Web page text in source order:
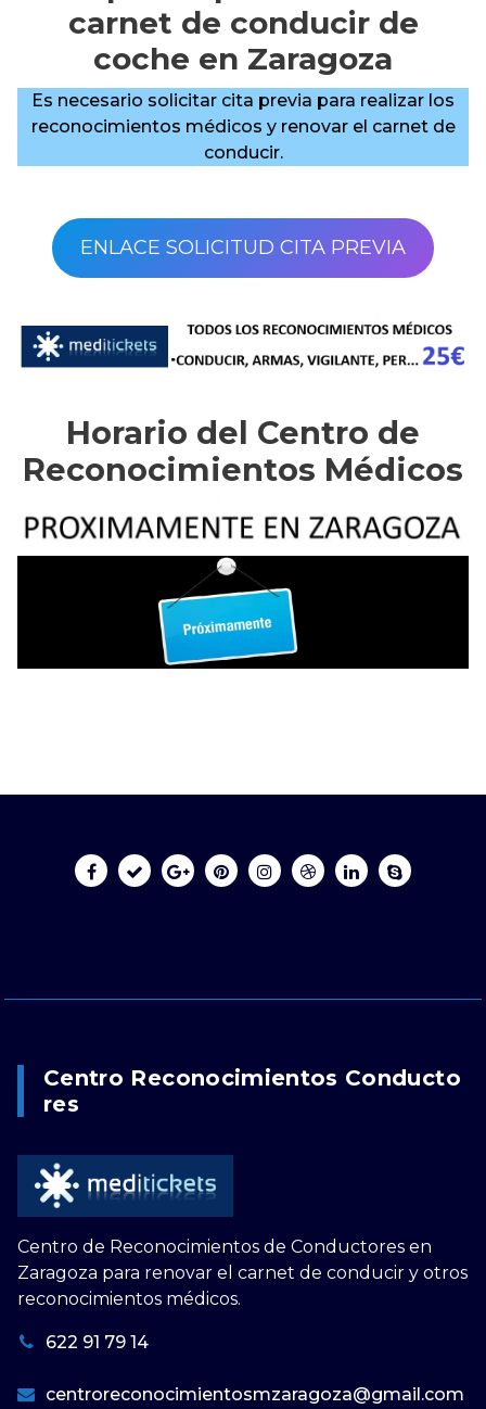
carnet de conducir de
coche en Zaragoza
Es necesario solicitar cita previa para realizar los
reconocimientos médicos y renovar el carnet de
conducir.
ENLACE SOLICITUD CITA PREVIA
Horario del Centro de
Reconocimientos Médicos
Centro Reconocimientos Conducto
Res
Centro de Reconocimientos de Conductores en
Zaragoza para renovar el carnet de conducir y otros
reconocimientos médicos.
622 91 79 14
centroreconocimientosmzaragoza@gmail.com